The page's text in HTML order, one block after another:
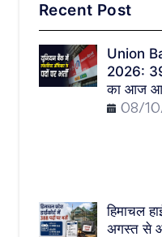
Recent Post
Union
2026:
का आज
08/
हिमाचल
अगस्त से